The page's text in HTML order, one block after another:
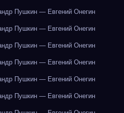
Пушкин — Евгений Онегин
Пушкин — Евгений Онегин
Пушкин — Евгений Онегин
Пушкин — Евгений Онегин
Пушкин — Евгений Онегин
Пушкин — Евгений Онегин